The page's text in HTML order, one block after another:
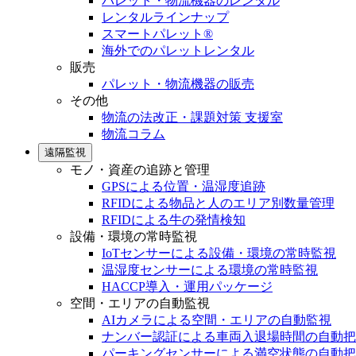
レンタルラインナップ
スマートパレット®
海外でのパレットレンタル
販売
パレット・物流機器の販売
その他
物流の法改正・課題対策 支援室
物流コラム
遠隔監視
モノ・資産の追跡と管理
GPSによる位置・温湿度追跡
RFIDによる物品と人のエリア別数量管理
RFIDによる牛の発情検知
設備・環境の常時監視
IoTセンサーによる設備・環境の常時監視
温湿度センサーによる環境の常時監視
HACCP導入・運用パッケージ
空間・エリアの自動監視
AIカメラによる空間・エリアの自動監視
ナンバー認証による車両入退場時間の自動